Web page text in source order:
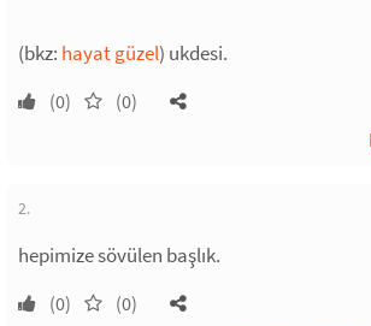
(bkz: hayat güzel) ukdesi.
(0) (0)
2.
hepimize sövülen başlık.
(0) (0)